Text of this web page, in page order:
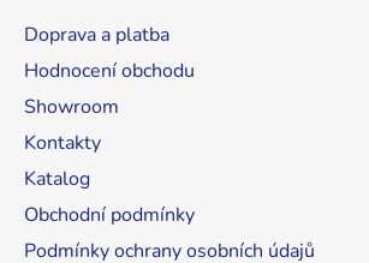
Doprava a platba
Hodnocení obchodu
Showroom
Kontakty
Katalog
Obchodní podmínky
Podmínky ochrany osobních údajů